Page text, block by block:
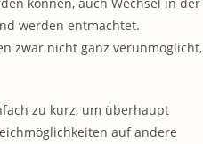
werden entmachtet.
zwar nicht ganz verunmöglicht,
zu kurz, um überhaupt
auf andere